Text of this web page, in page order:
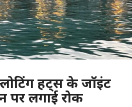
हट्स के जॉइंट
लगाई रोक